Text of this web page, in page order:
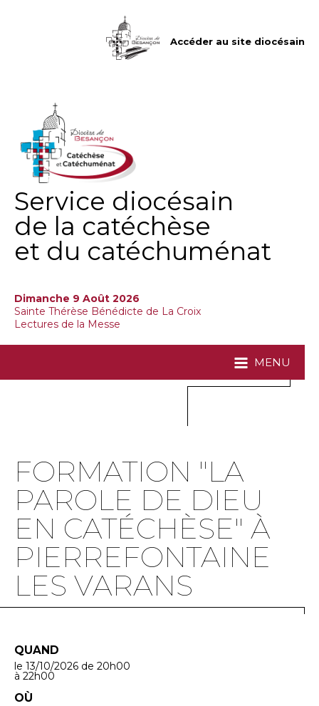
Accéder au site diocésain
Service diocésain
de la catéchèse
et du catéchuménat
Dimanche 9 Août 2026
Sainte Thérèse Bénédicte de La Croix
Lectures de la Messe
MENU
FORMATION "LA
PAROLE DE DIEU
EN CATÉCHÈSE" À
PIERREFONTAINE
LES VARANS
QUAND
le 13/10/2026 de 20h00
à 22h00
OÙ